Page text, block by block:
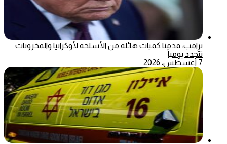
ترامب: قدمنا كميات هائلة من الأسلحة لأوكرانيا والمخزونات
تتجدد يومياً
7 أغسطس، 2026